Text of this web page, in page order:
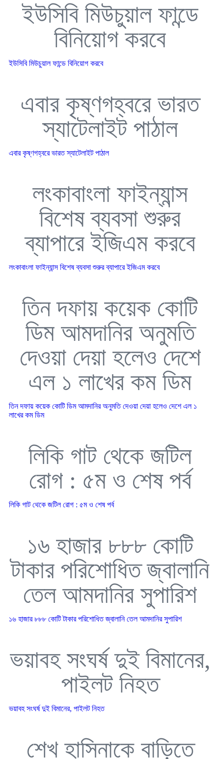
ইউসিবি মিউচুয়াল ফান্ডে
বিনিয়োগ করবে
ইউসিবি মিউচুয়াল ফান্ডে বিনিয়োগ করবে
এবার কৃষ্ণগহ্বরে ভারত
স্যাটেলাইট পাঠাল
এবার কৃষ্ণগহ্বরে ভারত স্যাটেলাইট পাঠাল
লংকাবাংলা ফাইন্যান্স
বিশেষ ব্যবসা শুরুর
ব্যাপারে ইজিএম করবে
লংকাবাংলা ফাইন্যান্স বিশেষ ব্যবসা শুরুর ব্যাপারে ইজিএম করবে
তিন দফায় কয়েক কোটি
ডিম আমদানির অনুমতি
দেওয়া দেয়া হলেও দেশে
এল ১ লাখের কম ডিম
তিন দফায় কয়েক কোটি ডিম আমদানির অনুমতি দেওয়া দেয়া হলেও দেশে এল ১
লাখের কম ডিম
লিকি গাট থেকে জটিল
রোগ : ৫ম ও শেষ পর্ব
লিকি গাট থেকে জটিল রোগ : ৫ম ও শেষ পর্ব
১৬ হাজার ৮৮৮ কোটি
টাকার পরিশোধিত জ্বালানি
তেল আমদানির সুপারিশ
১৬ হাজার ৮৮৮ কোটি টাকার পরিশোধিত জ্বালানি তেল আমদানির সুপারিশ
ভয়াবহ সংঘর্ষ দুই বিমানের,
পাইলট নিহত
ভয়াবহ সংঘর্ষ দুই বিমানের, পাইলট নিহত
শেখ হাসিনাকে বাড়িতে